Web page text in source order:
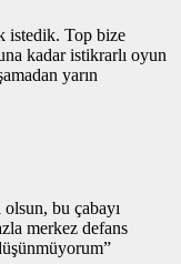
istedik. Top bize
kadar istikrarlı oyun
yarın
bu çabayı
merkez defans